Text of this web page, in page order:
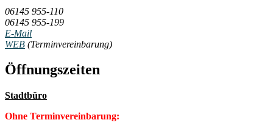
06145 955-110
06145 955-199
E-Mail
WEB (Terminvereinbarung)
Öffnungszeiten
Stadtbüro
Ohne Terminvereinbarung: